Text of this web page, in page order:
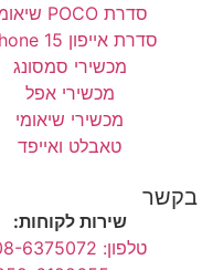
סדרת POCO שיאומי
סדרת אייפון 15 iPhone
מכשירי סמסונג
מכשירי אפל
מכשירי שיאומי
טאבלט ואייפד
בקשר
שירות לקוחות:
טלפון: 08-6375072